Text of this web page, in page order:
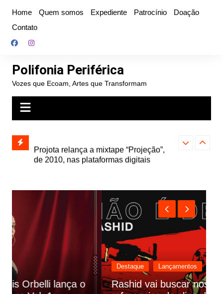
conteúdo
Home Quem somos Expediente Patrocínio
Doação
Contato
Polifonia Periférica
Vozes que Ecoam, Artes que Transformam
e abre
autoral,
de 2010, nas plataformas digitais
Farofa
Destaque Lançamentos
Rashid vai buscar nos HQs as